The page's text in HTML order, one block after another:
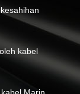
kabel